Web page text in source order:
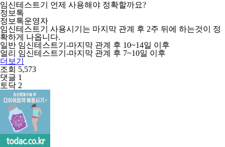
임신테스트기 언제 사용해야 정확할까요?
정보톡
정보톡운영자
임신테스트기 사용시기는 마지막 관계 후 2주 뒤에 하는것이 정
확하게 나옵니다.
일반 임신테스트기-마지막 관계 후 10~14일 이후
얼리 임신테스트기-마지막 관계 후 7~10일 이후
더보기
조회 5,573
댓글 1
토닥 2